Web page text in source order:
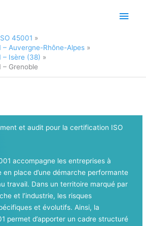
45001
– Auvergne-Rhône-Alpes
– Isère (38)
– Grenoble
et audit pour la certification ISO
accompagne les entreprises à
en place d’une démarche performante
travail. Dans un territoire marqué par
et l’industrie, les risques
et évolutifs. Ainsi, la
permet d’apporter un cadre structuré